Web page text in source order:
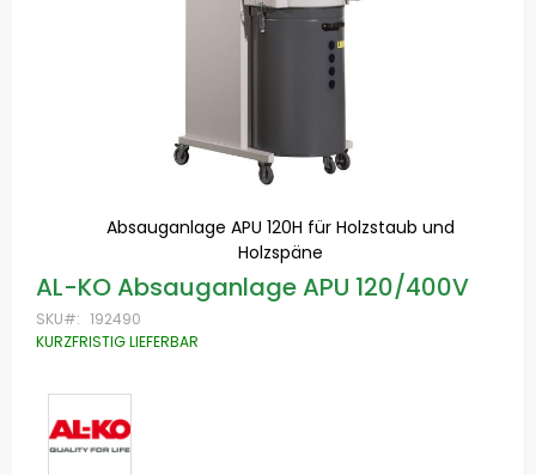
Absauganlage APU 120H für Holzstaub und
Holzspäne
Zum
Anfang
der
Bildgalerie
AL-KO Absauganlage APU 120/400V
SKU
192490
KURZFRISTIG LIEFERBAR